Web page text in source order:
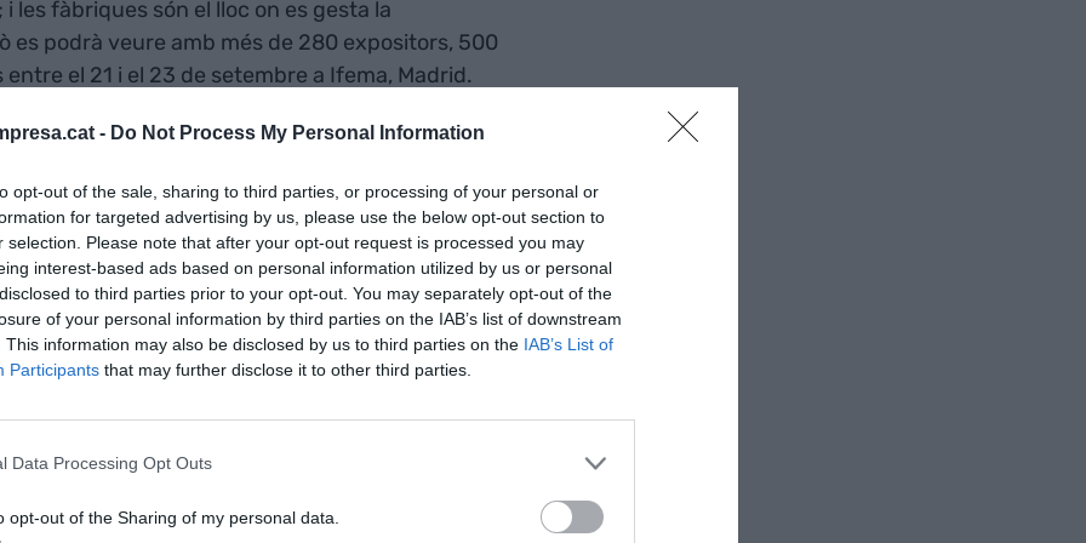
- Do Not Process My Personal Information
opt-out of the sale, sharing to third parties, or processing of your personal or
for targeted advertising by us, please use the below opt-out section to
selection. Please note that after your opt-out request is processed you may
interest-based ads based on personal information utilized by us or personal
to third parties prior to your opt-out. You may separately opt-out of the
of your personal information by third parties on the IAB’s list of downstream
This information may also be disclosed by us to third parties on the IAB’s List of
Participants that may further disclose it to other third parties.
Data Processing Opt Outs
opt-out of the Sharing of my personal data.
les fàbriques són el lloc on es gesta la
es podrà veure amb més de 280 expositors, 500
el 21 i el 23 de setembre a Ifema, Madrid.
covid-19 a Barcelona el 2020 -les dues ciutats
de la fira-, la directora de
en els tres pilars ja esmentats, que han de
a un "canvi de model productiu". Segons
que en formen part "ja s'han posat les piles,
de donar una empenta". De fet, hi ha
el camí cap a la digitalització, la sostenibilitat
. Per a
el moment idoni per començar aquesta
tenen molta feina i és quan aprofiten per